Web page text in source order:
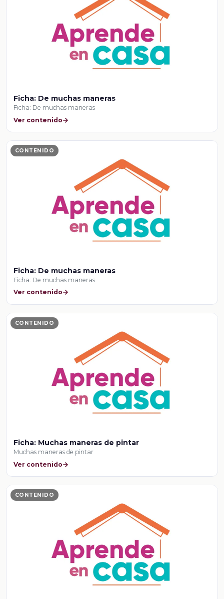
Ficha: De muchas maneras
Ficha: De muchas maneras
Ver contenido
CONTENIDO
Ficha: De muchas maneras
Ficha: De muchas maneras
Ver contenido
CONTENIDO
Ficha: Muchas maneras de pintar
Muchas maneras de pintar
Ver contenido
CONTENIDO